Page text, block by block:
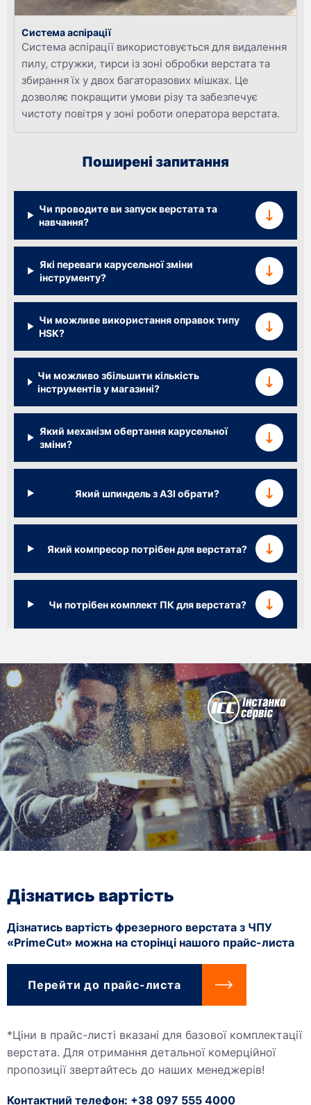
Система аспірації
Система аспірації використовується для видалення
пилу, стружки, тирси із зоні обробки верстата та
збирання їх у двох багаторазових мішках. Це
дозволяє покращити умови різу та забезпечує
чистоту повітря у зоні роботи оператора верстата.
Поширені запитання
Чи проводите ви запуск верстата та
навчання?
Які переваги карусельної зміни
інструменту?
Чи можливе використання оправок типу
HSK?
Чи можливо збільшити кількість
інструментів у магазині?
Який механізм обертання карусельної
зміни?
Який шпиндель з АЗІ обрати?
Який компресор потрібен для верстата?
Чи потрібен комплект ПК для верстата?
Дізнатись вартість
Дізнатись вартість фрезерного верстата з ЧПУ
«PrimeCut» можна на сторінці нашого прайс-листа
Перейти до прайс-листа
*Ціни в прайс-листі вказані для базової комплектації
верстата. Для отримання детальної комерційної
пропозиції звертайтесь до наших менеджерів!
Контактний телефон: +38 097 555 4000